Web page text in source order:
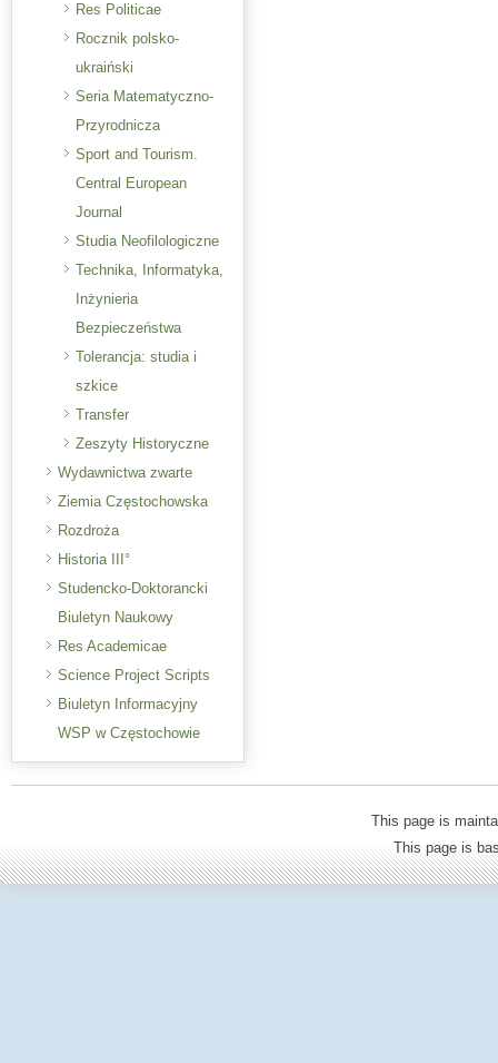
Res Politicae
Rocznik polsko-
ukraiński
Seria Matematyczno-
Przyrodnicza
Sport and Tourism.
Central European
Journal
Studia Neofilologiczne
Technika, Informatyka,
Inżynieria
Bezpieczeństwa
Tolerancja: studia i
szkice
Transfer
Zeszyty Historyczne
Wydawnictwa zwarte
Ziemia Częstochowska
Rozdroża
Historia III°
Studencko-Doktorancki
Biuletyn Naukowy
Res Academicae
Science Project Scripts
Biuletyn Informacyjny
WSP w Częstochowie
This page is
This page is